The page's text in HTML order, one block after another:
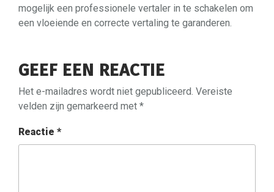
mogelijk een professionele vertaler in te schakelen om
een vloeiende en correcte vertaling te garanderen.
GEEF EEN REACTIE
Het e-mailadres wordt niet gepubliceerd. Vereiste
velden zijn gemarkeerd met *
Reactie *